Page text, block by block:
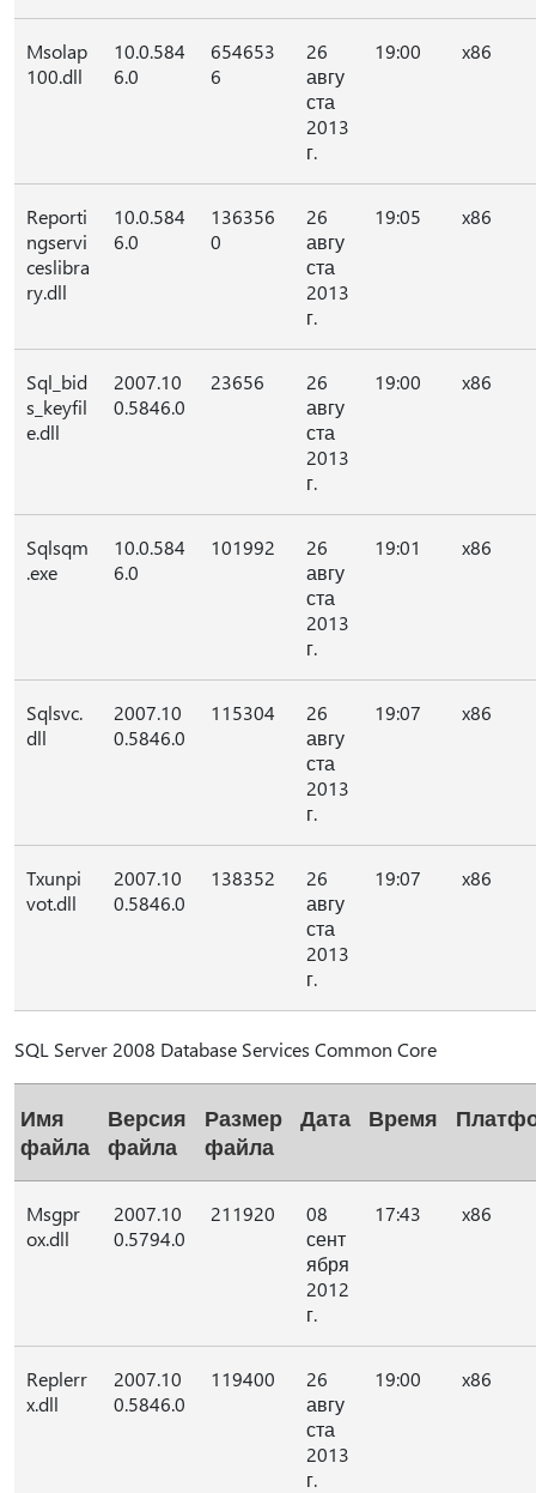
Msolap
100.dll
10.0.584
6.0
654653
6
26
авгу
ста
2013
г.
19:00 x86
Reporti
ngservi
ceslibra
ry.dll
10.0.584
6.0
136356
0
26
авгу
ста
2013
г.
19:05 x86
Sql_bid
s_keyfil
e.dll
2007.10
0.5846.0
23656
26
авгу
ста
2013
г.
19:00 x86
Sqlsqm
.exe
10.0.584
6.0
101992
26
авгу
ста
2013
г.
19:01 x86
Sqlsvc.
dll
2007.10
0.5846.0
115304
26
авгу
ста
2013
г.
19:07 x86
Txunpi
vot.dll
2007.10
0.5846.0
138352
26
авгу
ста
2013
г.
19:07 x86
SQL Server 2008 Database Services Common Core
Имя
файла
Версия
файла
Размер
файла
Дата Время
Msgpr
ox.dll
2007.10
0.5794.0
211920
08
сент
ября
2012
г.
17:43 x86
Replerr
x.dll
2007.10
0.5846.0
119400
26
авгу
ста
2013
г.
19:00 x86